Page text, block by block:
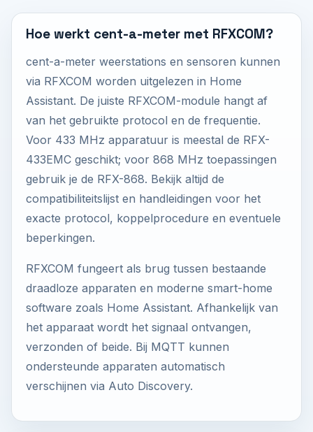
Hoe werkt cent-a-meter met RFXCOM?
cent-a-meter weerstations en sensoren kunnen
via RFXCOM worden uitgelezen in Home
Assistant. De juiste RFXCOM-module hangt af
van het gebruikte protocol en de frequentie.
Voor 433 MHz apparatuur is meestal de RFX-
433EMC geschikt; voor 868 MHz toepassingen
gebruik je de RFX-868. Bekijk altijd de
compatibiliteitslijst en handleidingen voor het
exacte protocol, koppelprocedure en eventuele
beperkingen.
RFXCOM fungeert als brug tussen bestaande
draadloze apparaten en moderne smart-home
software zoals Home Assistant. Afhankelijk van
het apparaat wordt het signaal ontvangen,
verzonden of beide. Bij MQTT kunnen
ondersteunde apparaten automatisch
verschijnen via Auto Discovery.